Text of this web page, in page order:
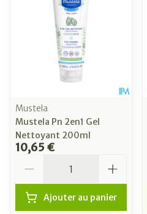
Mustela
Mustela Pn 2en1 Gel
Nettoyant 200ml
10,65 €
Ajouter au panier